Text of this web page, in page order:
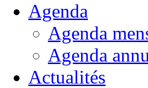
Agenda
Agenda
Agenda
Actualités